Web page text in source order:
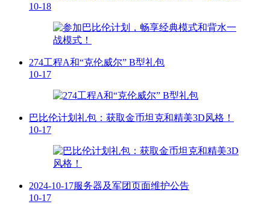
10-18
274工程A和“克伦威尔” B型礼包
10-17
巴比伦计划礼包：获取金币坦克和精美3D风格！
10-17
2024-10-17服务器及军团页面维护公告
10-17